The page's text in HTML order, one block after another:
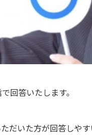
回答いたします。
だいた方が回答しやす